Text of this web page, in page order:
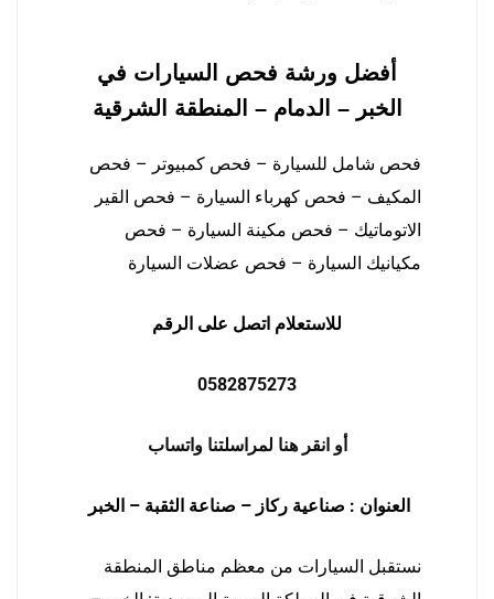
أفضل ورشة فحص السيارات في
الخبر – الدمام – المنطقة الشرقية
فحص شامل للسيارة – فحص كمبيوتر – فحص
المكيف – فحص كهرباء السيارة – فحص القير
الاتوماتيك – فحص مكينة السيارة – فحص
مكيانيك السيارة – فحص عضلات السيارة
للاستعلام اتصل على الرقم
0582875273
أو انقر هنا لمراسلتنا واتساب
العنوان : صناعية ركاز – صناعة الثقبة – الخبر
نستقبل السيارات من معظم مناطق المنطقة